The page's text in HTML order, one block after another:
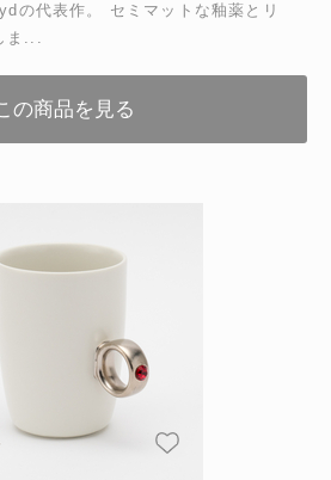
の代表作。 セミマットな釉薬とリ
ま...
の商品を見る